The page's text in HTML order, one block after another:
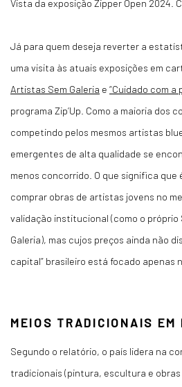
Vista da exposição Zipper Open 2024.
Já para quem deseja reverter a
uma visita às atuais exposições em
Artistas Sem Galeria e “Cuidado com a
programa Zip’Up. Como a maioria dos
competindo pelos mesmos artistas
emergentes de alta qualidade se
menos concorrido. O que significa que
comprar obras de artistas jovens no
validação institucional (como o próprio
Galeria), mas cujos preços ainda não
capital” brasileiro está focado apenas
MEIOS TRADICIONAIS EM
Segundo o relatório, o país lidera na
tradicionais (pintura, escultura e